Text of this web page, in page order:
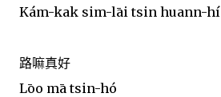
Kám-kak sim-lāi tsin huann-hí
路嘛真好
Lōo mā tsin-hó